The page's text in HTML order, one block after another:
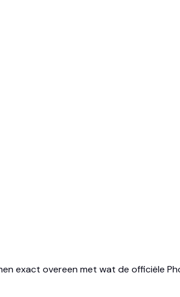
exact overeen met wat de officiële